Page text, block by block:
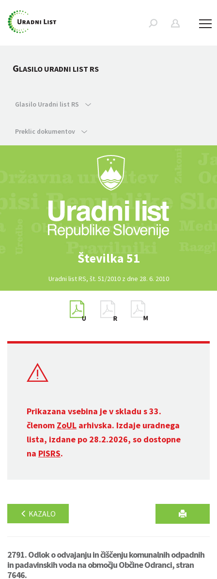
GLASILO URADNI LIST RS
Glasilo Uradni list RS
Preklic dokumentov
Številka 51
Uradni list RS, št. 51/2010 z dne 28. 6. 2010
Prikazana vsebina je v skladu s 33.
členom ZoUL arhivska. Izdaje uradnega
lista, izdane po 28.2.2026, so dostopne
na PISRS.
KAZALO
2791. Odlok o odvajanju in čiščenju komunalnih odpadnih
in padavinskih voda na območju Občine Odranci, stran
7646.